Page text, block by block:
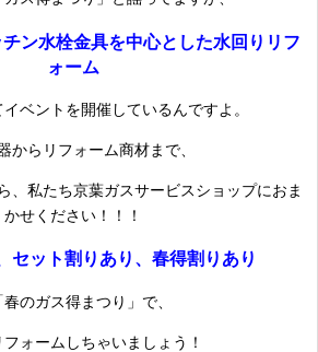
チン水栓金具を中心とした水回りリフ
ォーム
ベントを開催しているんですよ。
からリフォーム商材まで、
、私たち京葉ガスサービスショップにおま
かせください！！！
セット割りあり、春得割りあり
のガス得まつり」で、
ォームしちゃいましょう！